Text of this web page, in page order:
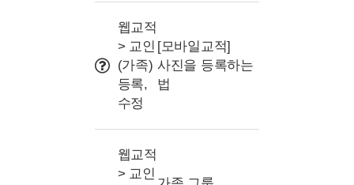
출석 관리(QR/바코드)
조직(교구or부서) 설정
문자 관련
프로그램 및 명칭 설정
웹교적
> 교인
(가족)
등록,
수정
[모바일교적]
사진을 등록하는
법
웹교적
> 교인